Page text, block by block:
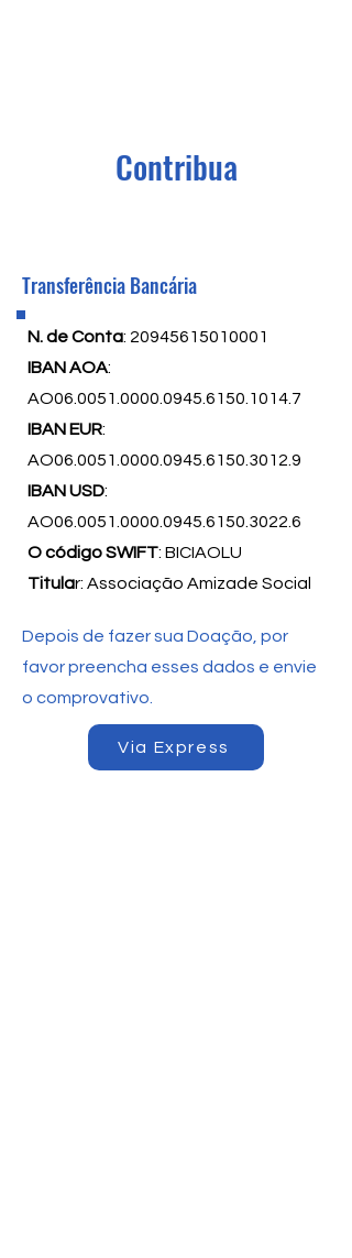
Contribua
Transferência Bancária
N. de Conta: 20945615010001
IBAN AOA:
AO06.0051.0000.0945.6150.1014.7
IBAN EUR:
AO06.0051.0000.0945.6150.3012.9
IBAN USD:
AO06.0051.0000.0945.6150.3022.6
O código SWIFT: BICIAOLU
Titular: Associação Amizade Social
Depois de fazer sua Doação, por
favor preencha esses dados e envie
o comprovativo.
Via Express